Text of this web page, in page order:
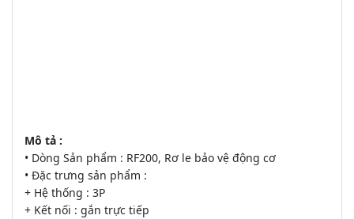
Mô tả :
• Dòng Sản phẩm : RF200, Rơ le bảo vệ động cơ
• Đặc trưng sản phẩm :
+ Hệ thống : 3P
+ Kết nối : gắn trực tiếp